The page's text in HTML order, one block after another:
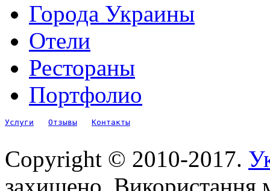
Города Украины
Отели
Рестораны
Портфолио
Услуги Отзывы Контакты
Copyright © 2010-2017.